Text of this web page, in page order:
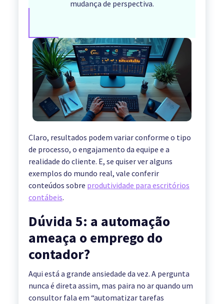
mudança de perspectiva.
Claro, resultados podem variar conforme o tipo
de processo, o engajamento da equipe e a
realidade do cliente. E, se quiser ver alguns
exemplos do mundo real, vale conferir
conteúdos sobre produtividade para escritórios
contábeis.
Dúvida 5: a automação
ameaça o emprego do
contador?
Aqui está a grande ansiedade da vez. A pergunta
nunca é direta assim, mas paira no ar quando um
consultor fala em “automatizar tarefas